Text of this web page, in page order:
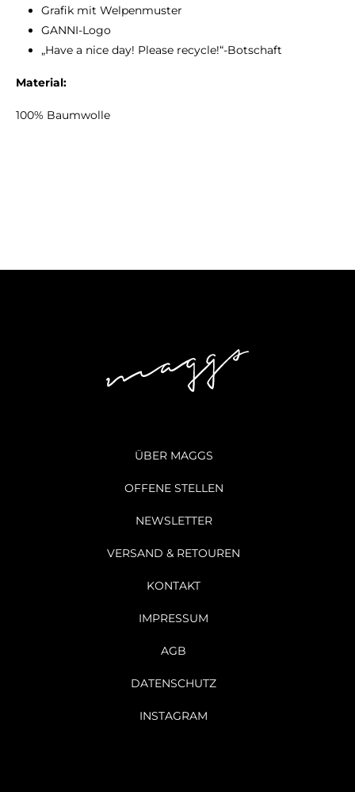
Grafik mit Welpenmuster
GANNI-Logo
„Have a nice day! Please recycle!“-Botschaft
Material:
100% Baumwolle
ÜBER MAGGS
OFFENE STELLEN
NEWSLETTER
VERSAND & RETOUREN
KONTAKT
IMPRESSUM
AGB
DATENSCHUTZ
INSTAGRAM